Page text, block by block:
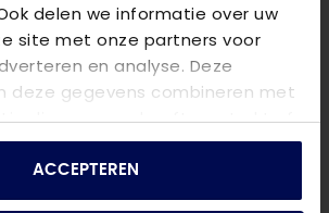
delen we informatie over uw
site met onze partners voor
en analyse. Deze
deze gegevens combineren met
die u aan ze heeft verstrekt of
op basis van uw gebruik
ACCEPTEREN